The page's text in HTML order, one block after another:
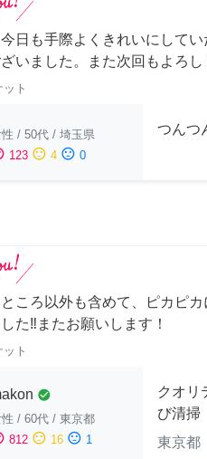
日も手際よくきれいにして
いました。また次回もよろし
ト
/ 50代 / 埼玉県
123 sentiment_neutral 4 sentiment_dissatisfied 0
つんつ
ころ以外も含めて、ピカピ
た‼️またお願いします！
ト
check_circle
/ 60代 / 東京都
812 sentiment_neutral 16 sentiment_dissatisfied 1
クオリ
び清掃
東京都